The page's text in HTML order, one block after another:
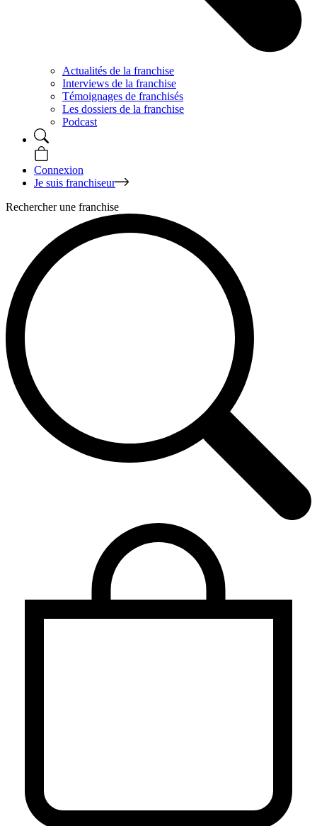
Actualités de la franchise
Interviews de la franchise
Témoignages de franchisés
Les dossiers de la franchise
Podcast
Connexion
Je suis franchiseur
Rechercher une franchise